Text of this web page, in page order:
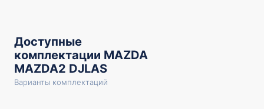
Доступные
комплектации MAZDA
MAZDA2 DJLAS
Варианты комплектаций